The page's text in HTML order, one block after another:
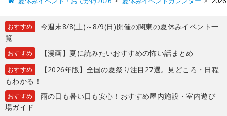
おすすめ
今週末8/8(土)～8/9(日)開催の関東の夏休みイベント一
覧
おすすめ 【漫画】夏に読みたいおすすめの怖い話まとめ
おすすめ
【2026年版】全国の夏祭り注目27選。見どころ・日程
もわかる！
おすすめ
雨の日も暑い日も安心！おすすめ屋内施設・室内遊び
場ガイド